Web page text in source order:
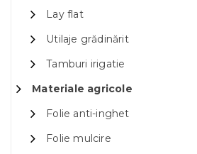
Lay flat
Utilaje grădinărit
Tamburi irigatie
Materiale agricole
Folie anti-inghet
Folie mulcire